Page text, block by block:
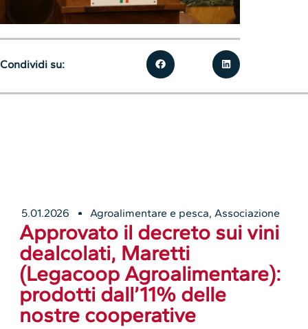
5.01.2026 Agroalimentare e pesca,Associazione
Approvato il decreto sui vini
dealcolati, Maretti
(Legacoop Agroalimentare):
prodotti dall’11% delle
nostre cooperative
Condividi su: